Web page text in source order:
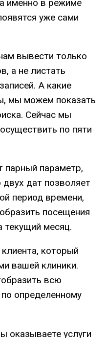
именно в режиме
уже сами
вывести только
а не листать
А какие
мы можем показать
Сейчас мы
по пяти
парный параметр,
дат позволяет
период времени,
посещения
текущий месяц.
который
вашей клиники.
всю
определенному
оказываете услуги